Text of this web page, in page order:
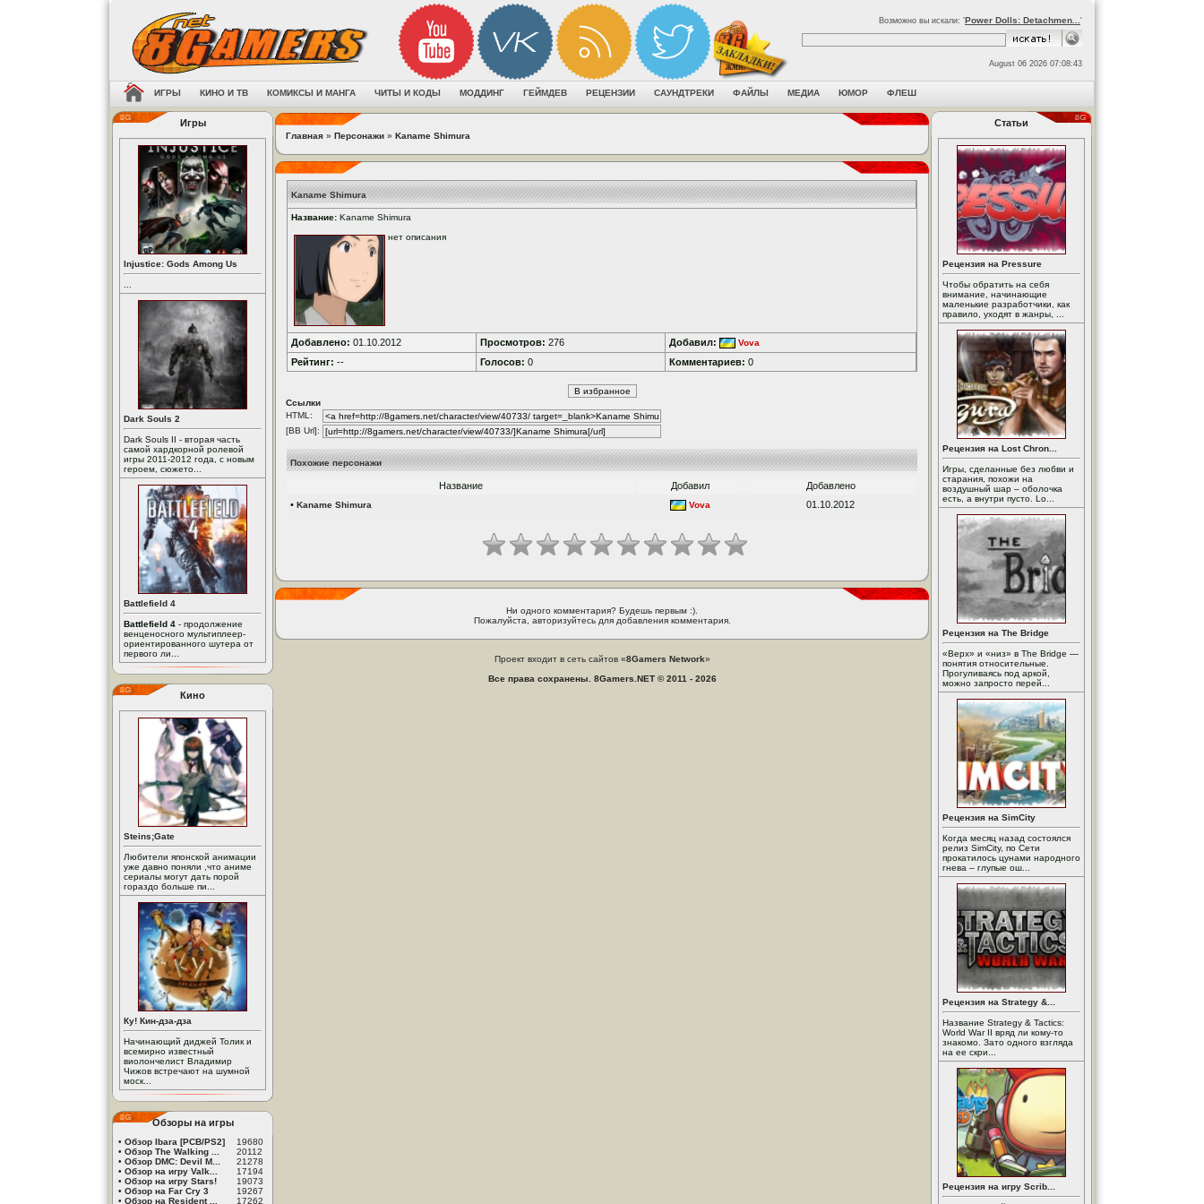
Возможно вы искали: 'Power Dolls: Detachmen... '
August 06 2026 07:08:43
ИГРЫ КИНО И ТВ КОМИКСЫ И МАНГА ЧИТЫ И КОДЫ МОДДИНГ ГЕЙМДЕВ РЕЦЕНЗИИ САУНДТРЕКИ ФАЙЛЫ МЕДИА ЮМОР ФЛЕШ
Игры
Injustice: Gods Among Us
Dark Souls 2
Dark Souls II - вторая часть
самой хардкорной ролевой
игры 2011-2012 года, с новым
героем, сюжето...
Battlefield 4
Battlefield 4 - продолжение
венценосного мультиплеер-
ориентированного шутера от
первого ли...
Кино
Steins;Gate
Любители японской анимации
уже давно поняли ,что аниме
сериалы могут дать порой
гораздо больше пи...
Ку! Кин-дза-дза
Начинающий диджей Толик и
всемирно известный
виолончелист Владимир
Чижов встречают на шумной
моск...
Обзоры на игры
• Обзор Ibara [PCB/PS2]
19680
• Обзор The Walking ...
20112
• Обзор DMC: Devil M...
21278
• Обзор на игру Valk...
17194
• Обзор на игру Stars!
19073
• Обзор на Far Cry 3
19267
• Обзор на Resident ... 17262
Главная » Персонажи » Kaname Shimura
Kaname Shimura
Название: Kaname Shimura
нет описания
Добавлено: 01.10.2012 Просмотров: 276 Добавил: Vova
Рейтинг: -- Голосов: 0 Комментариев: 0
Ссылки
HTML:
[BB Url]:
Похожие персонажи
Название Добавил
Добавлено
• Kaname Shimura Vova 01.10.2012
Ни одного комментария? Будешь первым :).
Пожалуйста, авторизуйтесь для добавления комментария.
Проект входит в сеть сайтов «8Gamers Network»
Все права сохранены. 8Gamers.NET © 2011 - 2026
Статьи
Рецензия на Pressure
Чтобы обратить на себя
внимание, начинающие
маленькие разработчики, как
правило, уходят в жанры, ...
Рецензия на Lost Chron...
Игры, сделанные без любви и
старания, похожи на
воздушный шар – оболочка
есть, а внутри пусто. Lo...
Рецензия на The Bridge
«Верх» и «низ» в The Bridge —
понятия относительные.
Прогуливаясь под аркой,
можно запросто перей...
Рецензия на SimCity
Когда месяц назад состоялся
релиз SimCity, по Сети
прокатилось цунами народного
гнева – глупые ош...
Рецензия на Strategy &...
Название Strategy & Tactics:
World War II вряд ли кому-то
знакомо. Зато одного взгляда
на ее скри...
Рецензия на игру Scrib...